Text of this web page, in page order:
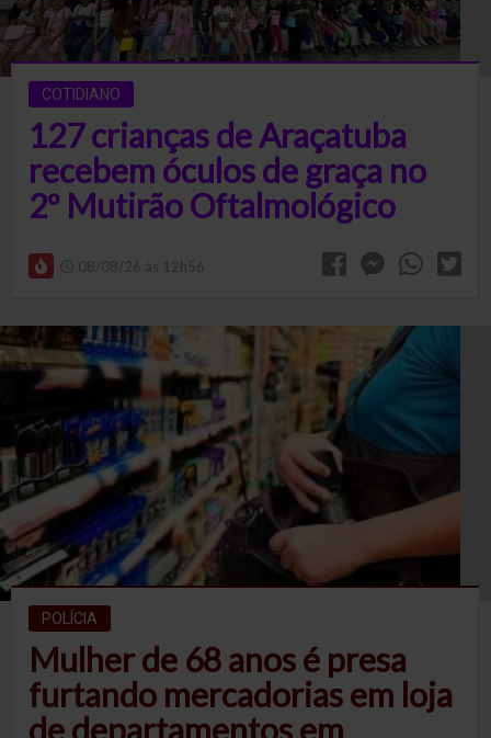
COTIDIANO
127 crianças de Araçatuba
recebem óculos de graça no
2º Mutirão Oftalmológico
08/08/26 às 12h56
POLÍCIA
Mulher de 68 anos é presa
furtando mercadorias em loja
de departamentos em